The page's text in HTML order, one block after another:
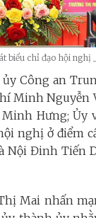
biểu chỉ đạo hội nghị
Công an
Minh Nguyễn
Hưng; Ủy
nghị ở điểm
Đinh Tiến
Mai nhấn